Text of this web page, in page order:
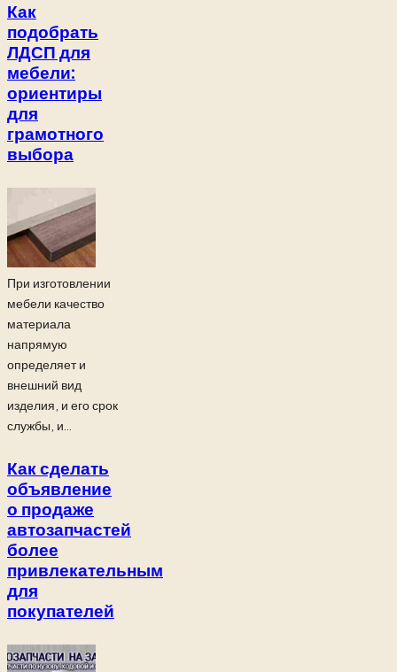
Как
подобрать
ЛДСП для
мебели:
ориентиры
для
грамотного
выбора
При изготовлении
мебели качество
материала
напрямую
определяет и
внешний вид
изделия, и его срок
службы, и...
Как сделать
объявление
о продаже
автозапчастей
более
привлекательным
для
покупателей